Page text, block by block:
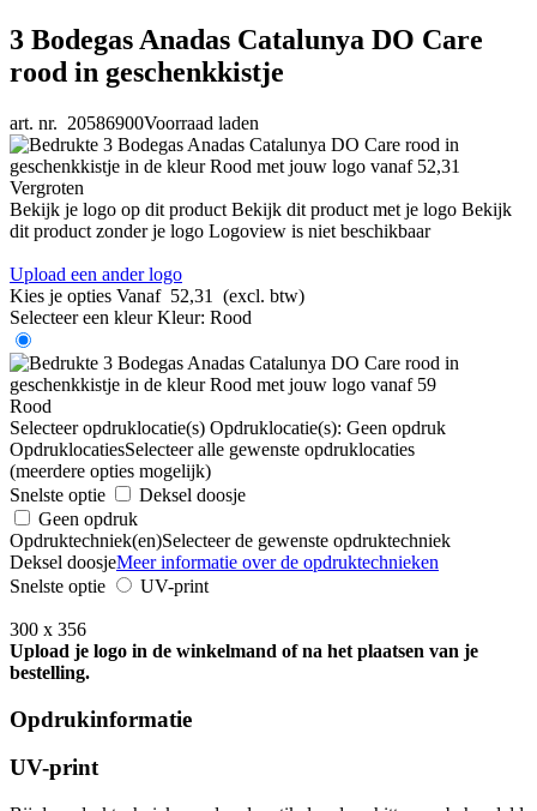
3 Bodegas Anadas Catalunya DO Care
rood in geschenkkistje
art. nr. 20586900Voorraad laden
Vergroten
Bekijk je logo op dit product Bekijk dit product met je logo Bekijk
dit product zonder je logo Logoview is niet beschikbaar
Upload een ander logo
Kies je opties Vanaf 52,31
(excl. btw)
Selecteer een kleur Kleur: Rood
Rood
Selecteer opdruklocatie(s) Opdruklocatie(s): Geen opdruk
OpdruklocatiesSelecteer alle gewenste opdruklocaties
(meerdere opties mogelijk)
Snelste optie
Deksel doosje
Geen opdruk
Opdruktechniek(en)Selecteer de gewenste opdruktechniek
Deksel doosjeMeer informatie over de opdruktechnieken
Snelste optie
UV-print
300 x 356
Upload je logo in de winkelmand of na het plaatsen van je
bestelling.
Opdrukinformatie
UV-print